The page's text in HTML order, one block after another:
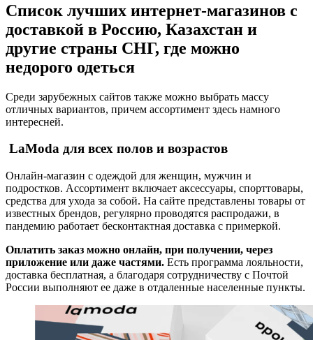
Список лучших интернет-магазинов с
доставкой в Россию, Казахстан и
другие страны СНГ, где можно
недорого одеться
Среди зарубежных сайтов также можно выбрать массу
отличных вариантов, причем ассортимент здесь намного
интересней.
LaModa для всех полов и возрастов
Онлайн-магазин с одеждой для женщин, мужчин и
подростков. Ассортимент включает аксессуары, спорттовары,
средства для ухода за собой. На сайте представлены товары от
известных брендов, регулярно проводятся распродажи, в
пандемию работает бесконтактная доставка с примеркой.
Оплатить заказ можно онлайн, при получении, через
приложение или даже частями. Есть программа лояльности,
доставка бесплатная, а благодаря сотрудничеству с Почтой
России выполняют ее даже в отдаленные населенные пункты.